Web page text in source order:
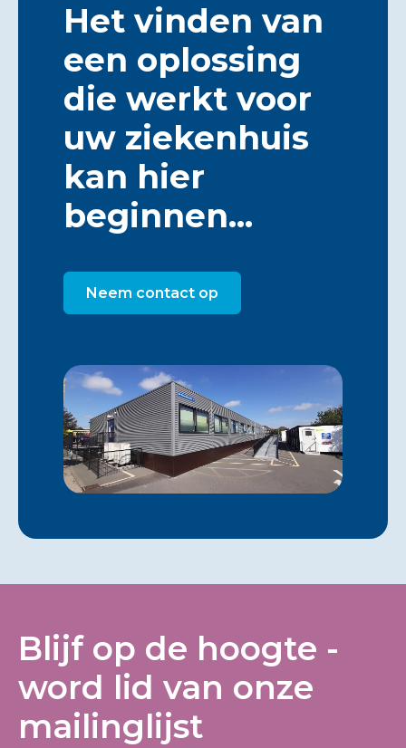
Het vinden van
een oplossing
die werkt voor
uw ziekenhuis
kan hier
beginnen...
Neem contact op
Blijf op de hoogte -
word lid van onze
mailinglijst